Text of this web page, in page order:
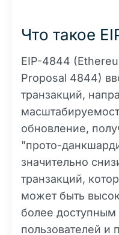
Что такое
EIP-4844
Proposal 4844)
транзакций,
обновление,
"прото-
значительно
транзакций,
может быть
более доступным
пользователей и